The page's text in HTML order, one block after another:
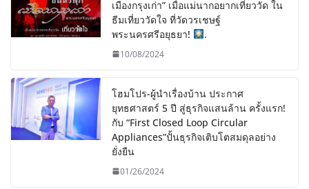
เมืองกรุงเก่า” เมื่อแม่นากอยากเที่ยววัด ใน
ธีมเที่ยววัดใจ ที่วัดวรเชษฐ์
พระนครศรีอยุธยา!
.
10/08/2024
โฮมโปร-ผู้นำเรื่องบ้าน ประกาศ
ยุทธศาสตร์ 5 ปี สู่ธุรกิจแสนล้าน ครั้งแรก!
กับ “First Closed Loop Circular
Appliances”ปั้นธุรกิจเติบโตสมดุลอย่าง
ยั่งยืน
01/26/2024